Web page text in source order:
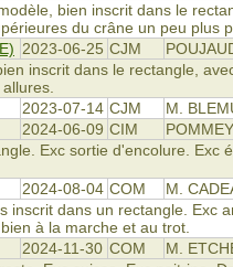
bien inscrit dans le
du crâne un peu plus
2023-06-25 CJM
inscrit dans le rectangle,
2023-07-14 CJM
M.
2024-06-09 CIM
POMMEY
Exc sortie d'encolure.
2024-08-04 COM
M.
inscrit dans un rectangle. Exc
à la marche et au trot.
2024-11-30 COM
M.